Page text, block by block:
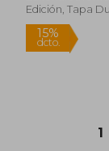
Edición, Tapa
1